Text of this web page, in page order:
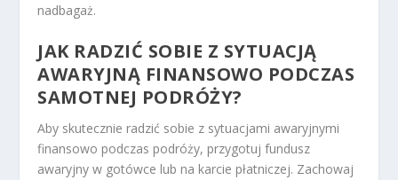
nadbagaż.
JAK RADZIĆ SOBIE Z SYTUACJĄ
AWARYJNĄ FINANSOWO PODCZAS
SAMOTNEJ PODRÓŻY?
Aby skutecznie radzić sobie z sytuacjami awaryjnymi
finansowo podczas podróży, przygotuj fundusz
awaryjny w gotówce lub na karcie płatniczej. Zachowaj